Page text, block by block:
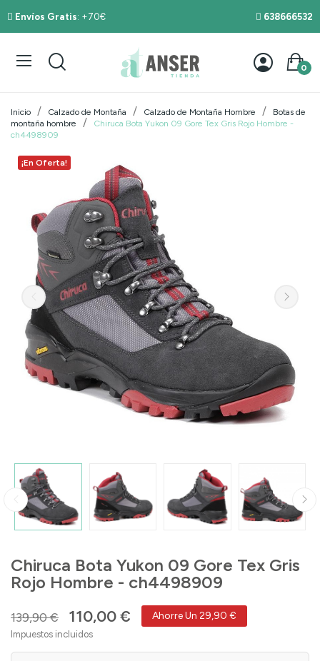
Envíos Gratis: +70€ 638666532
0
Inicio Calzado de Montaña Calzado de Montaña Hombre
Botas de
montaña hombre
Chiruca Bota Yukon 09 Gore Tex Gris Rojo Hombre -
ch4498909
¡En Oferta!
Chiruca Bota Yukon 09 Gore Tex Gris
Rojo Hombre - ch4498909
139,90 € 110,00 € Ahorre Un 29,90 €
Impuestos incluidos